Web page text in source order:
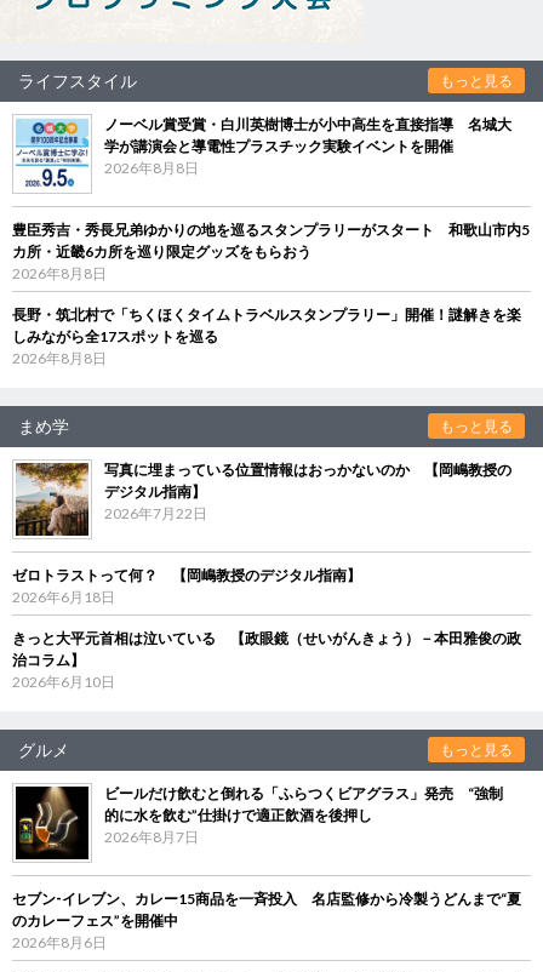
ライフスタイル もっと見る
ノーベル賞受賞・白川英樹博士が小中高生を直接指導 名城大
学が講演会と導電性プラスチック実験イベントを開催
2026年8月8日
豊臣秀吉・秀長兄弟ゆかりの地を巡るスタンプラリーがスタート 和歌山市内5
カ所・近畿6カ所を巡り限定グッズをもらおう
2026年8月8日
長野・筑北村で「ちくほくタイムトラベルスタンプラリー」開催！謎解きを楽
しみながら全17スポットを巡る
2026年8月8日
まめ学 もっと見る
写真に埋まっている位置情報はおっかないのか 【岡嶋教授の
デジタル指南】
2026年7月22日
ゼロトラストって何？ 【岡嶋教授のデジタル指南】
2026年6月18日
きっと大平元首相は泣いている 【政眼鏡（せいがんきょう）－本田雅俊の政
治コラム】
2026年6月10日
グルメ もっと見る
ビールだけ飲むと倒れる「ふらつくビアグラス」発売 “強制
的に水を飲む”仕掛けで適正飲酒を後押し
2026年8月7日
セブン‐イレブン、カレー15商品を一斉投入 名店監修から冷製うどんまで“夏
のカレーフェス”を開催中
2026年8月6日